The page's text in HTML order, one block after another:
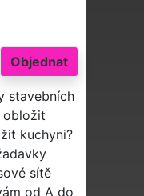
Objednat
stavebních
obložit
kuchyni?
sítě
od A do